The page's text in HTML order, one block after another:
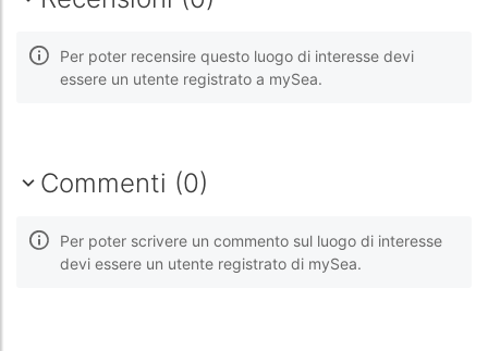
Per poter recensire questo luogo di interesse devi
essere un utente registrato a mySea.
Commenti (0)
Per poter scrivere un commento sul luogo di interesse
devi essere un utente registrato di mySea.